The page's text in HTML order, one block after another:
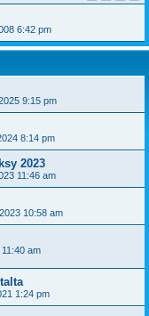
6:42 pm
9:15 pm
8:14 pm
2023
11:46 am
10:58 am
am
1:24 pm